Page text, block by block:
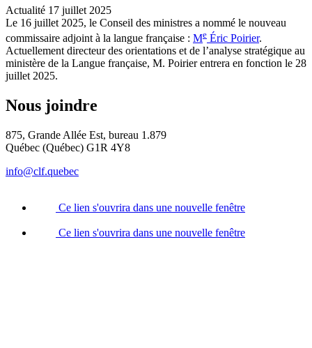
Actualité 17 juillet 2025
Le 16 juillet 2025, le Conseil des ministres a nommé le nouveau
commissaire adjoint à la langue française : Me Éric Poirier.
Actuellement directeur des orientations et de l’analyse stratégique au
ministère de la Langue française, M. Poirier entrera en fonction le 28
juillet 2025.
Nous joindre
875, Grande Allée Est, bureau 1.879
Québec (Québec) G1R 4Y8
info@clf.quebec
Ce lien s'ouvrira dans une nouvelle fenêtre
Ce lien s'ouvrira dans une nouvelle fenêtre